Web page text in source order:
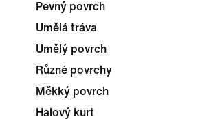
Pevný povrch
Umělá tráva
Umělý povrch
Různé povrchy
Měkký povrch
Halový kurt